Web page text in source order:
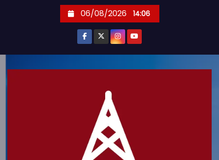
06/08/2026 14:06